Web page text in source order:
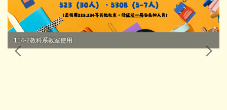
114-2教科系教室使用